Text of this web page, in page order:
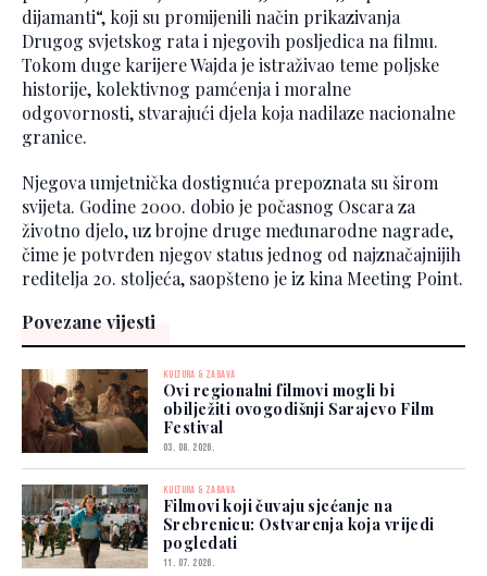
dijamanti“, koji su promijenili način prikazivanja
Drugog svjetskog rata i njegovih posljedica na filmu.
Tokom duge karijere Wajda je istraživao teme poljske
historije, kolektivnog pamćenja i moralne
odgovornosti, stvarajući djela koja nadilaze nacionalne
granice.
Njegova umjetnička dostignuća prepoznata su širom
svijeta. Godine 2000. dobio je počasnog Oscara za
životno djelo, uz brojne druge međunarodne nagrade,
čime je potvrđen njegov status jednog od najznačajnijih
reditelja 20. stoljeća, saopšteno je iz kina Meeting Point.
Povezane vijesti
KULTURA & ZABAVA
Ovi regionalni filmovi mogli bi
obilježiti ovogodišnji Sarajevo Film
Festival
03. 08. 2026.
KULTURA & ZABAVA
Filmovi koji čuvaju sjećanje na
Srebrenicu: Ostvarenja koja vrijedi
pogledati
11. 07. 2026.